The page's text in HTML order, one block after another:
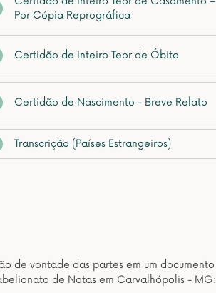
Por Cópia Reprográfica
Certidão de Inteiro Teor de Óbito
Certidão de Nascimento - Breve Relato
Transcrição (Países Estrangeiros)
de vontade das partes em um documento
de Notas em Carvalhópolis - MG: